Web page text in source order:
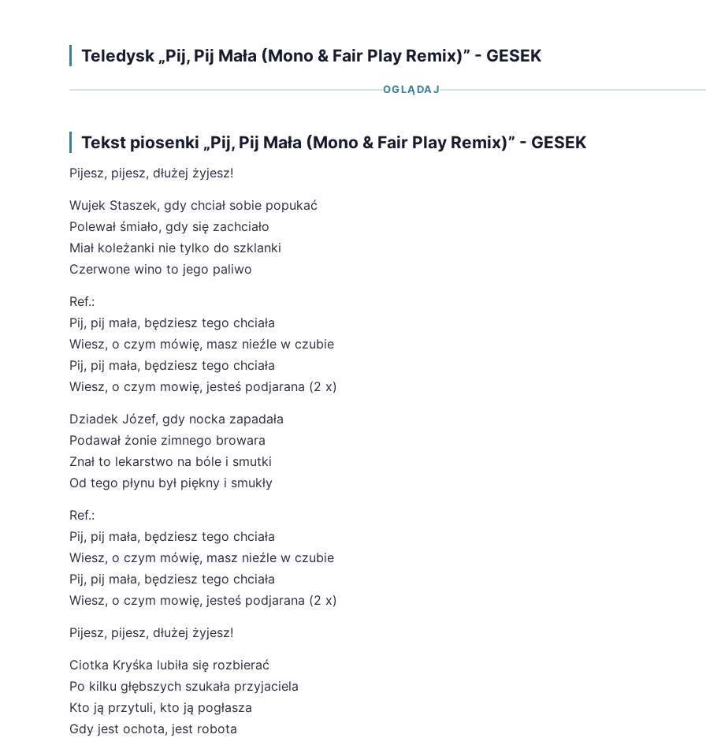
Teledysk „Pij, Pij Mała (Mono & Fair Play Remix)” - GESEK
OGLĄDAJ
Tekst piosenki „Pij, Pij Mała (Mono & Fair Play Remix)” - GESEK
Pijesz, pijesz, dłużej żyjesz!
Wujek Staszek, gdy chciał sobie popukać
Polewał śmiało, gdy się zachciało
Miał koleżanki nie tylko do szklanki
Czerwone wino to jego paliwo
Ref.:
Pij, pij mała, będziesz tego chciała
Wiesz, o czym mówię, masz nieźle w czubie
Pij, pij mała, będziesz tego chciała
Wiesz, o czym mowię, jesteś podjarana (2 x)
Dziadek Józef, gdy nocka zapadała
Podawał żonie zimnego browara
Znał to lekarstwo na bóle i smutki
Od tego płynu był piękny i smukły
Ref.:
Pij, pij mała, będziesz tego chciała
Wiesz, o czym mówię, masz nieźle w czubie
Pij, pij mała, będziesz tego chciała
Wiesz, o czym mowię, jesteś podjarana (2 x)
Pijesz, pijesz, dłużej żyjesz!
Ciotka Kryśka lubiła się rozbierać
Po kilku głębszych szukała przyjaciela
Kto ją przytuli, kto ją pogłasza
Gdy jest ochota, jest robota